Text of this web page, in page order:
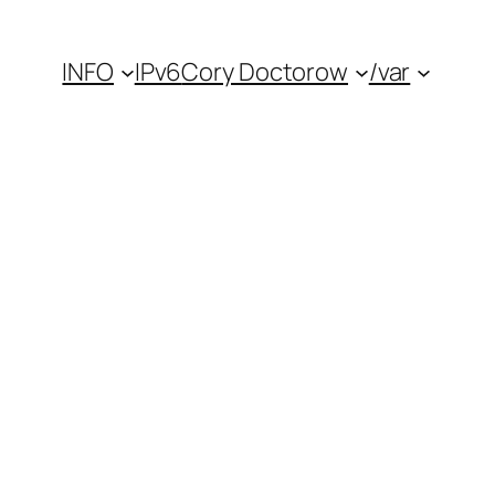
INFO IPv6Cory Doctorow /var